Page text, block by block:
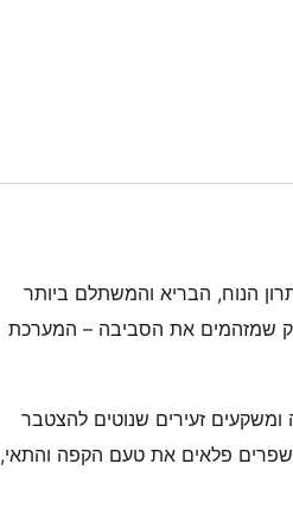
הנוח, הבריא והמשתלם ביותר
שמזהמים את הסביבה – המערכת
ומשקעים זעירים שנוטים להצטבר
פלאים את טעם הקפה והתאי,